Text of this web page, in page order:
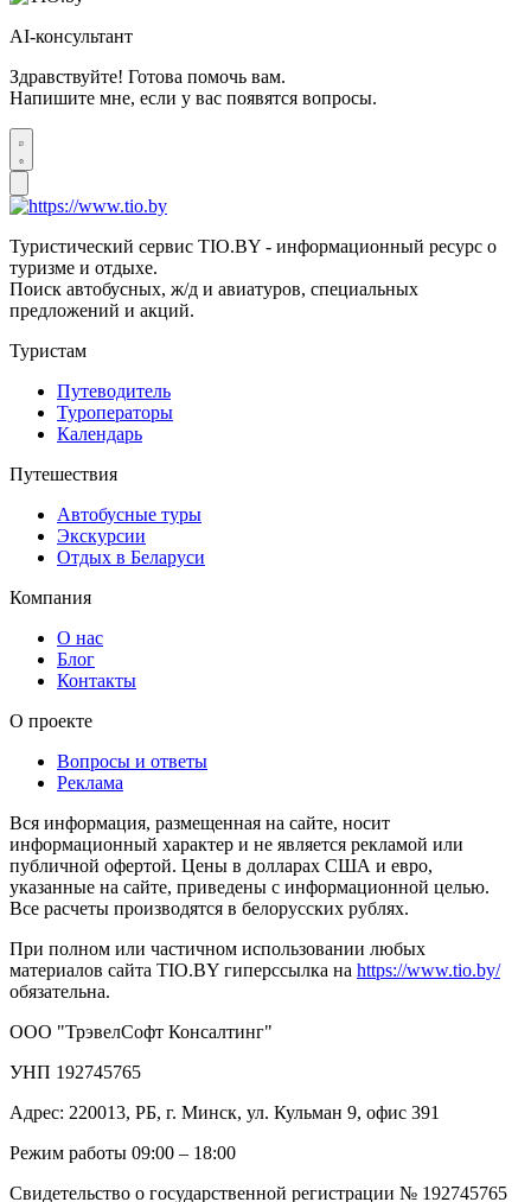
AI-консультант
Здравствуйте! Готова помочь вам.
Напишите мне, если у вас появятся вопросы.
Туристический сервис TIO.BY - информационный ресурс о
туризме и отдыхе.
Поиск автобусных, ж/д и авиатуров, специальных
предложений и акций.
Туристам
Путеводитель
Туроператоры
Календарь
Путешествия
Автобусные туры
Экскурсии
Отдых в Беларуси
Компания
О нас
Блог
Контакты
О проекте
Вопросы и ответы
Реклама
Вся информация, размещенная на сайте, носит
информационный характер и не является рекламой или
публичной офертой. Цены в долларах США и евро,
указанные на сайте, приведены с информационной целью.
Все расчеты производятся в белорусских рублях.
При полном или частичном использовании любых
материалов сайта TIO.BY гиперссылка на https://www.tio.by/
обязательна.
ООО "ТрэвелСофт Консалтинг"
УНП 192745765
Адрес: 220013, РБ, г. Минск, ул. Кульман 9, офис 391
Режим работы 09:00 – 18:00
Свидетельство о государственной регистрации № 192745765